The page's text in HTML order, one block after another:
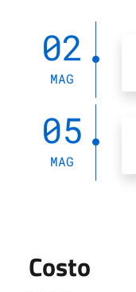
02
MAG
05
MAG
Costo